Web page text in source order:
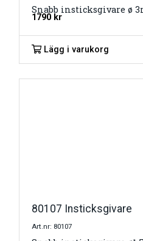
Snabb insticksgivare ø
1790 kr
Lägg i varukorg
80107 Insticksgivare
Art.nr: 80107